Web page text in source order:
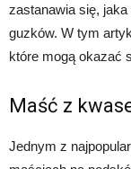
zastanawia się,
guzków. W tym
które mogą okazać
Maść z
Jednym z